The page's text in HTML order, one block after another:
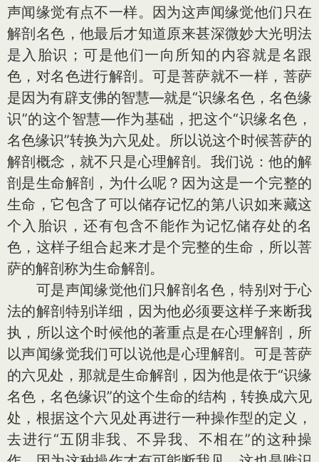
声闻缘觉有点不一样。因为这声闻缘觉他们只在
解剖名色，他最后才知道原来甚深微妙大光明法
是入胎识；可是他们一向所知的内容就是名跟
色，对名色进行解剖。可是菩萨就不一样，菩萨
是因为有辟支佛的智慧—就是“识缘名色，名色缘
识”的这个智慧—作为基础，把这个“识缘名色，
名色缘识”转换为六见处。所以说这个时候菩萨的
解剖概念，就不只是心理解剖。我们说：他的解
剖是生命解剖，为什么呢？因为这是一个完整的
生命，它包含了可以储存记忆的第八识如来藏这
个入胎识，还有包含不能作为记忆储存处的名
色，这样子组合起来才是个完整的生命，所以菩
萨的解剖称为生命解剖。
可是声闻缘觉他们只解剖名色，特别对于心
法的解剖特别详细，因为他必须要这样子来断我
执，所以这个时候他的著重点是在心理解剖，所
以声闻缘觉我们可以说他是心理解剖。可是菩萨
的六见处，那就是生命解剖，因为他是依于“识缘
名色，名色缘识”的这个生命的结构，转换成六见
处，根据这个六见处再进行一种操作型的定义，
去进行“五阴非我、不异我、不相在”的这种操